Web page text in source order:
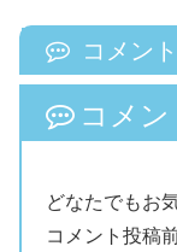
コメント
コメ
どなたでもお
コメント投稿前